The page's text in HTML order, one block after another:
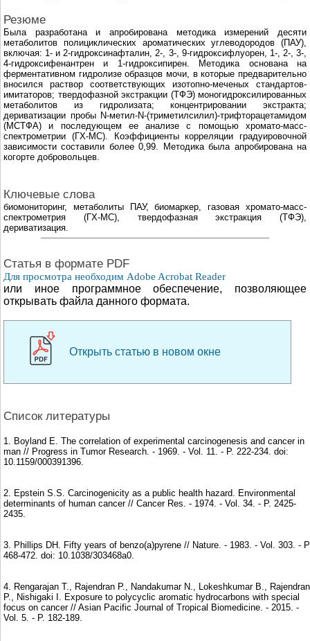
Резюме
Была разработана и апробирована методика измерений десяти
метаболитов полициклических ароматических углеводородов (ПАУ),
включая: 1- и 2-гидроксинафталин, 2-, 3-, 9-гидроксифлуорен, 1-, 2-, 3-,
4-гидроксифенантрен и 1-гидроксипирен. Методика основана на
ферментативном гидролизе образцов мочи, в которые предварительно
вносился раствор соответствующих изотопно-меченых стандартов-
имитаторов; твeрдофазной экстракции (ТФЭ) моногидроксилированных
метаболитов из гидролизата; концентрировании экстракта;
дериватизации пробы N-метил-N-(триметилсилил)-трифторацетамидом
(МСТФА) и последующем еe анализе с помощью хромато-масс-
спектрометрии (ГХ-МС). Коэффициенты корреляции градуировочной
зависимости составили более 0,99. Методика была апробирована на
когорте добровольцев.
Ключевые слова
биомониторинг, метаболиты ПАУ, биомаркер, газовая хромато-масс-
спектрометрия (ГХ-МС), твeрдофазная экстракция (ТФЭ),
дериватизация.
Cтатья в формате PDF
Для просмотра необходим Adobe Acrobat Reader
или иное программное обеспечение, позволяющее
открывать файла данного формата.
Открыть статью в новом окне
Список литературы
1. Boyland E. The correlation of experimental carcinogenesis and cancer in
man // Progress in Tumor Research. - 1969. - Vol. 11. - P. 222-234. doi:
10.1159/000391396.
2. Epstein S.S. Carcinogenicity as a public health hazard. Environmental
determinants of human cancer // Cancer Res. - 1974. - Vol. 34. - P. 2425-
2435.
3. Phillips DH. Fifty years of benzo(a)pyrene // Nature. - 1983. - Vol. 303. - P
468-472. doi: 10.1038/303468a0.
4. Rengarajan T., Rajendran P., Nandakumar N., Lokeshkumar B., Rajendran
P., Nishigaki I. Exposure to polycyclic aromatic hydrocarbons with special
focus on cancer // Asian Pacific Journal of Tropical Biomedicine. - 2015. -
Vol. 5. - P. 182-189.